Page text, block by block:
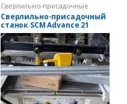
Сверлильно-присадочные
станки
Сверлильно-присадочный
станок SCM Advance 21